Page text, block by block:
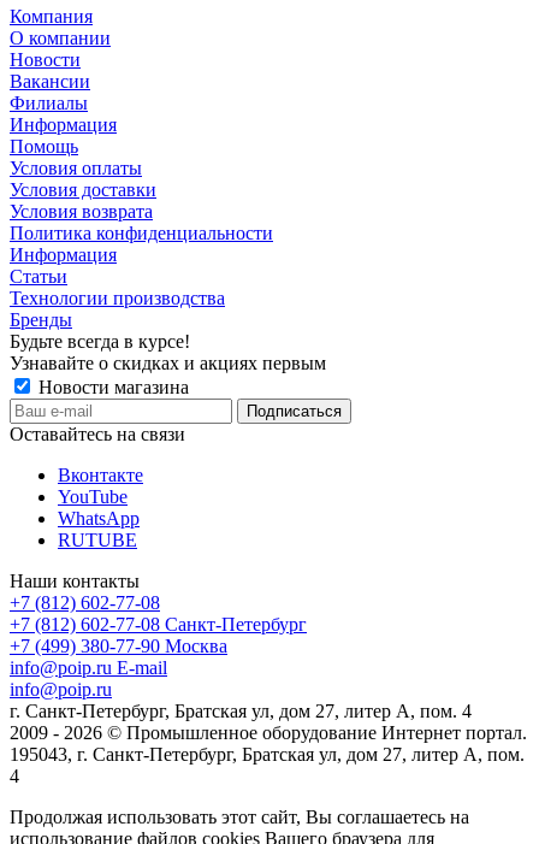
Компания
О компании
Новости
Вакансии
Филиалы
Информация
Помощь
Условия оплаты
Условия доставки
Условия возврата
Политика конфиденциальности
Информация
Статьи
Технологии производства
Бренды
Будьте всегда в курсе!
Узнавайте о скидках и акциях первым
Новости магазина
Оставайтесь на связи
Вконтакте
YouTube
WhatsApp
RUTUBE
Наши контакты
+7 (812) 602-77-08
+7 (812) 602-77-08 Санкт-Петербург
+7 (499) 380-77-90 Москва
info@poip.ru E-mail
info@poip.ru
г. Санкт-Петербург, Братская ул, дом 27, литер А, пом. 4
2009 - 2026 © Промышленное оборудование Интернет портал.
195043, г. Санкт-Петербург, Братская ул, дом 27, литер А, пом.
4
Продолжая использовать этот сайт, Вы соглашаетесь на
использование файлов cookies Вашего браузера для